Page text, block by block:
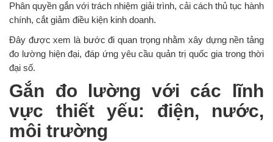
Phân quyền gắn với trách nhiệm giải trình, cải cách thủ tục hành
chính, cắt giảm điều kiện kinh doanh.
Đây được xem là bước đi quan trọng nhằm xây dựng nền tảng
đo lường hiện đại, đáp ứng yêu cầu quản trị quốc gia trong thời
đại số.
Gắn đo lường với các lĩnh
vực thiết yếu: điện, nước,
môi trường